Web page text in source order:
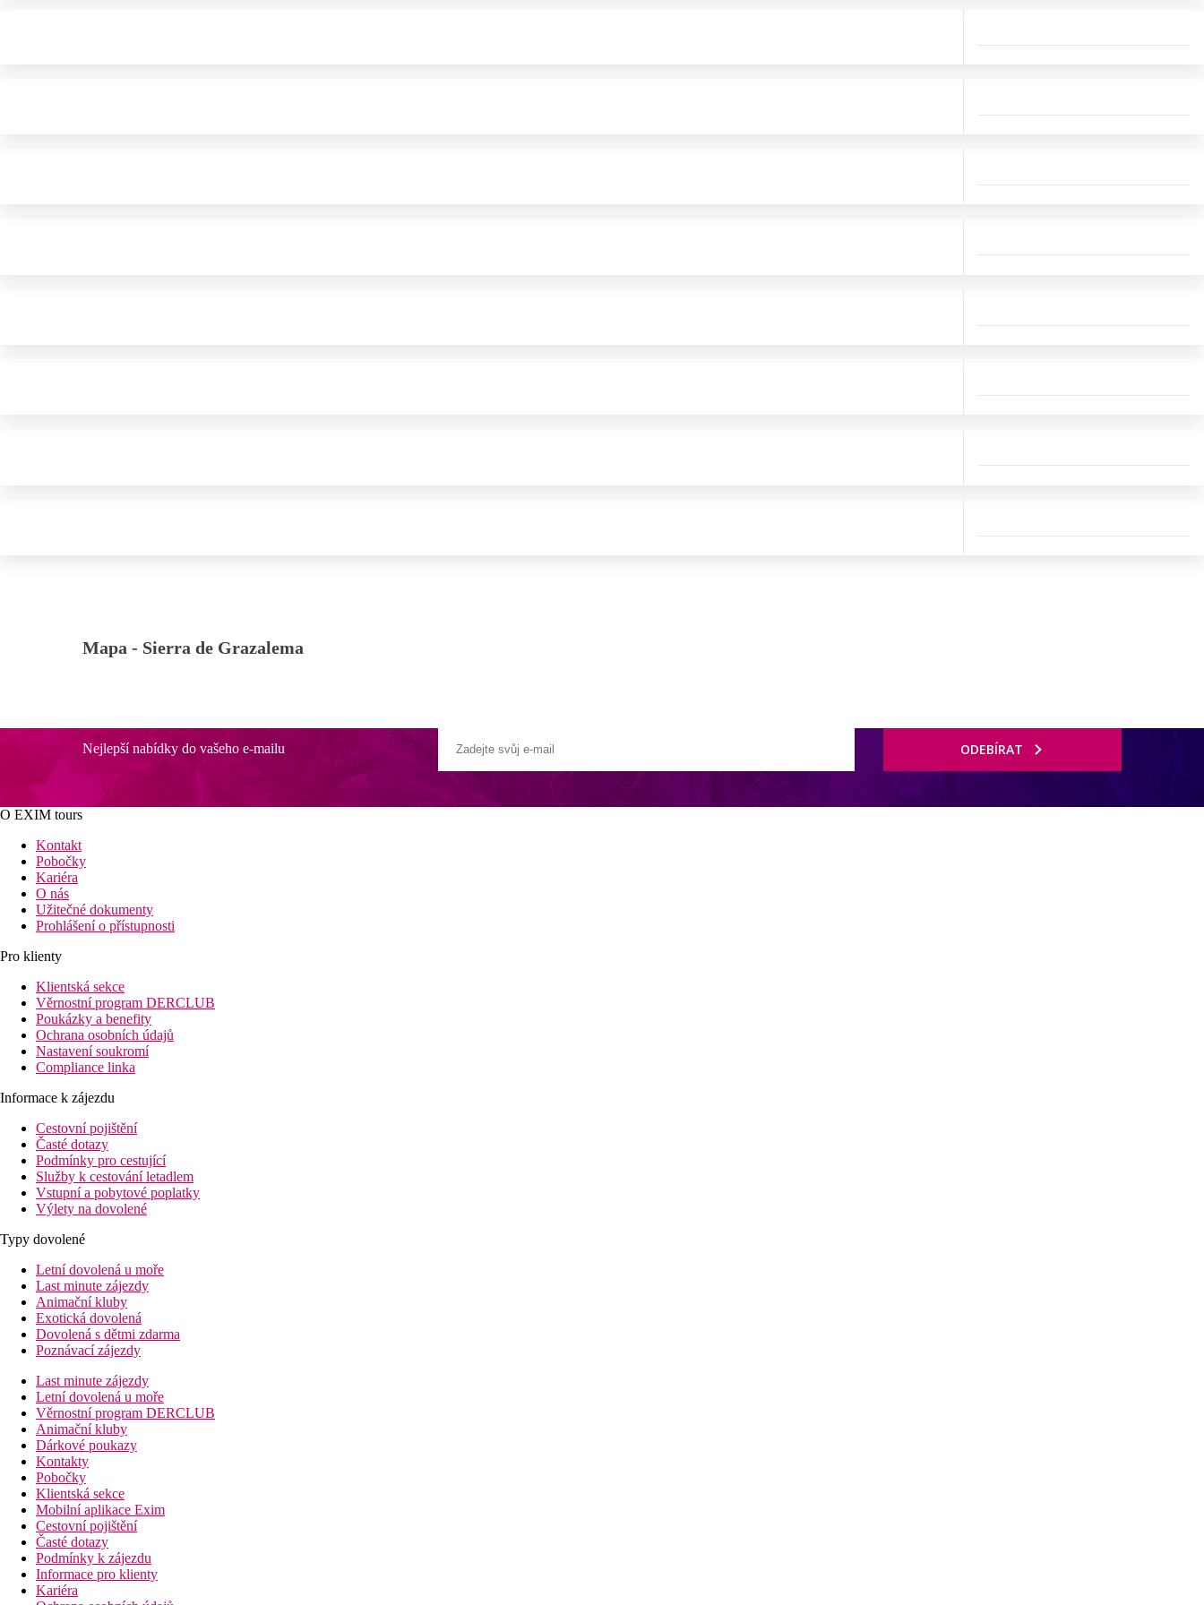
Mapa - Sierra de Grazalema
Nejlepší nabídky do vašeho e-mailu ODEBÍRAT
O EXIM tours
Kontakt
Pobočky
Kariéra
O nás
Užitečné dokumenty
Prohlášení o přístupnosti
Pro klienty
Klientská sekce
Věrnostní program DERCLUB
Poukázky a benefity
Ochrana osobních údajů
Nastavení soukromí
Compliance linka
Informace k zájezdu
Cestovní pojištění
Časté dotazy
Podmínky pro cestující
Služby k cestování letadlem
Vstupní a pobytové poplatky
Výlety na dovolené
Typy dovolené
Letní dovolená u moře
Last minute zájezdy
Animační kluby
Exotická dovolená
Dovolená s dětmi zdarma
Poznávací zájezdy
Last minute zájezdy
Letní dovolená u moře
Věrnostní program DERCLUB
Animační kluby
Dárkové poukazy
Kontakty
Pobočky
Klientská sekce
Mobilní aplikace Exim
Cestovní pojištění
Časté dotazy
Podmínky k zájezdu
Informace pro klienty
Kariéra